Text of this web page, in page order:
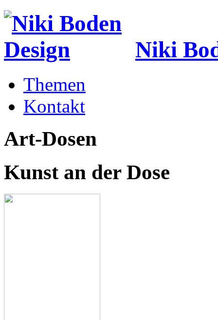
Niki
Themen
Kontakt
Art-Dosen
Kunst an der Dose